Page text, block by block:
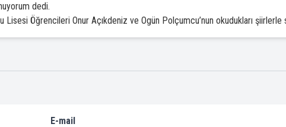
dedi.
Öğrencileri Onur Açıkdeniz ve Ogün Polçumcu’nun okudukları şiirlerle
E-mail